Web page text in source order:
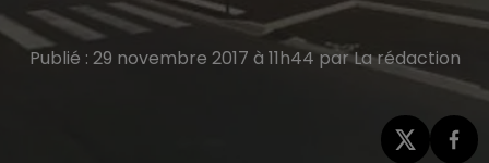
Publié : 29 novembre 2017 à 11h44 par La rédaction